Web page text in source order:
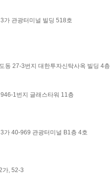
가 관광터미널 빌딩 518호
동 27-3번지 대한투자신탁사옥 빌딩 4층
1번지 글래스타워 11층
가 40-969 관광터미널 B1층 4호
가, 52-3